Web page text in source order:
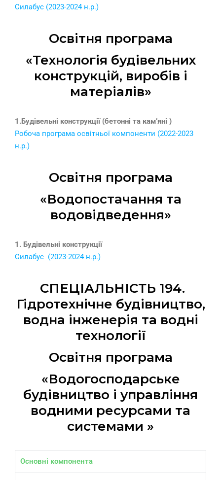
Силабус (2023-2024 н.р.)
Освітня програма
«Технологія будівельних
конструкцій, виробів і
матеріалів»
1.Будівельні конструкції (бетонні та кам’яні )
Робоча програма освітньої компоненти (2022-2023
н.р.)
Освітня програма
«Водопостачання та
водовідведення»
1. Будівельні конструкції
Силабус (2023-2024 н.р.)
СПЕЦІАЛЬНІСТЬ 194.
Гідротехнічне будівництво,
водна інженерія та водні
технології
Освітня програма
«Водогосподарське
будівництво і управління
водними ресурсами та
системами »
Основні компонента